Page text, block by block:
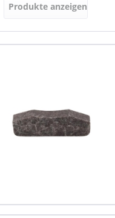
Gummi
Schaumstoff
Produkte anzeigen